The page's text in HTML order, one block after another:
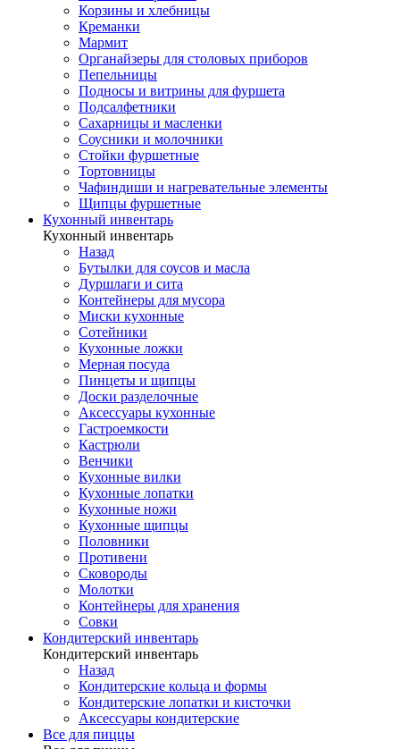
Корзины и хлебницы
Креманки
Мармит
Органайзеры для столовых приборов
Пепельницы
Подносы и витрины для фуршета
Подсалфетники
Сахарницы и масленки
Соусники и молочники
Стойки фуршетные
Тортовницы
Чафиндиши и нагревательные элементы
Щипцы фуршетные
Кухонный инвентарь
Кухонный инвентарь
Назад
Бутылки для соусов и масла
Дуршлаги и сита
Контейнеры для мусора
Миски кухонные
Сотейники
Кухонные ложки
Мерная посуда
Пинцеты и щипцы
Доски разделочные
Аксессуары кухонные
Гастроемкости
Кастрюли
Венчики
Кухонные вилки
Кухонные лопатки
Кухонные ножи
Кухонные щипцы
Половники
Противени
Сковороды
Молотки
Контейнеры для хранения
Совки
Кондитерский инвентарь
Кондитерский инвентарь
Назад
Кондитерские кольца и формы
Кондитерские лопатки и кисточки
Аксессуары кондитерские
Все для пиццы